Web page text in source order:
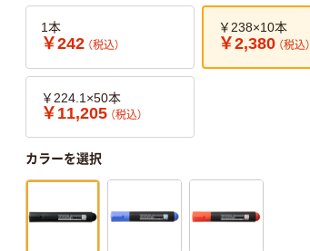
1本
￥242 （税込）
￥238×10本
￥2,380 （税込）
￥224.1×50本
￥11,205 （税込）
カラーを選択